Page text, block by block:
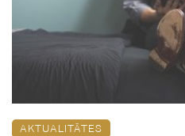
AKTUALITĀTES